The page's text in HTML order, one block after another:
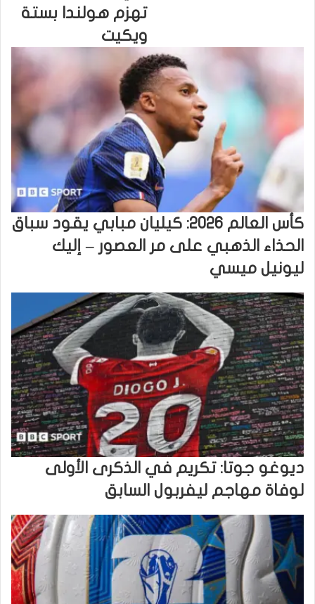
تهزم هولندا بستة
ويكيت
كأس العالم 2026: كيليان مبابي يقود سباق
الحذاء الذهبي على مر العصور – إليك
ليونيل ميسي
ديوغو جوتا: تكريم في الذكرى الأولى
لوفاة مهاجم ليفربول السابق